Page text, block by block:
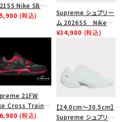
Nike SB
Low ナイキSB
(税込)
Supreme シュプリー
ム 2026SS Nike
SB Air Max 2 CB 94
¥34,980 (税込)
21FW
Cross Trainer
ナイキクロスト
(税込)
【24.0cm～30.5cm】
Supreme シュプリー